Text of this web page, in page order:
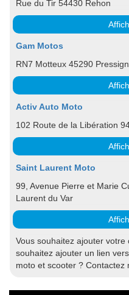
Rue du Tir 54430 Rehon
Gam Motos
RN7 Motteux 45290
Activ Auto Moto
102 Route de la Libération
Saint Laurent Moto
99, Avenue Pierre et Marie
Laurent du Var
Vous souhaitez ajouter
souhaitez ajouter un lien
moto et scooter ? Contactez